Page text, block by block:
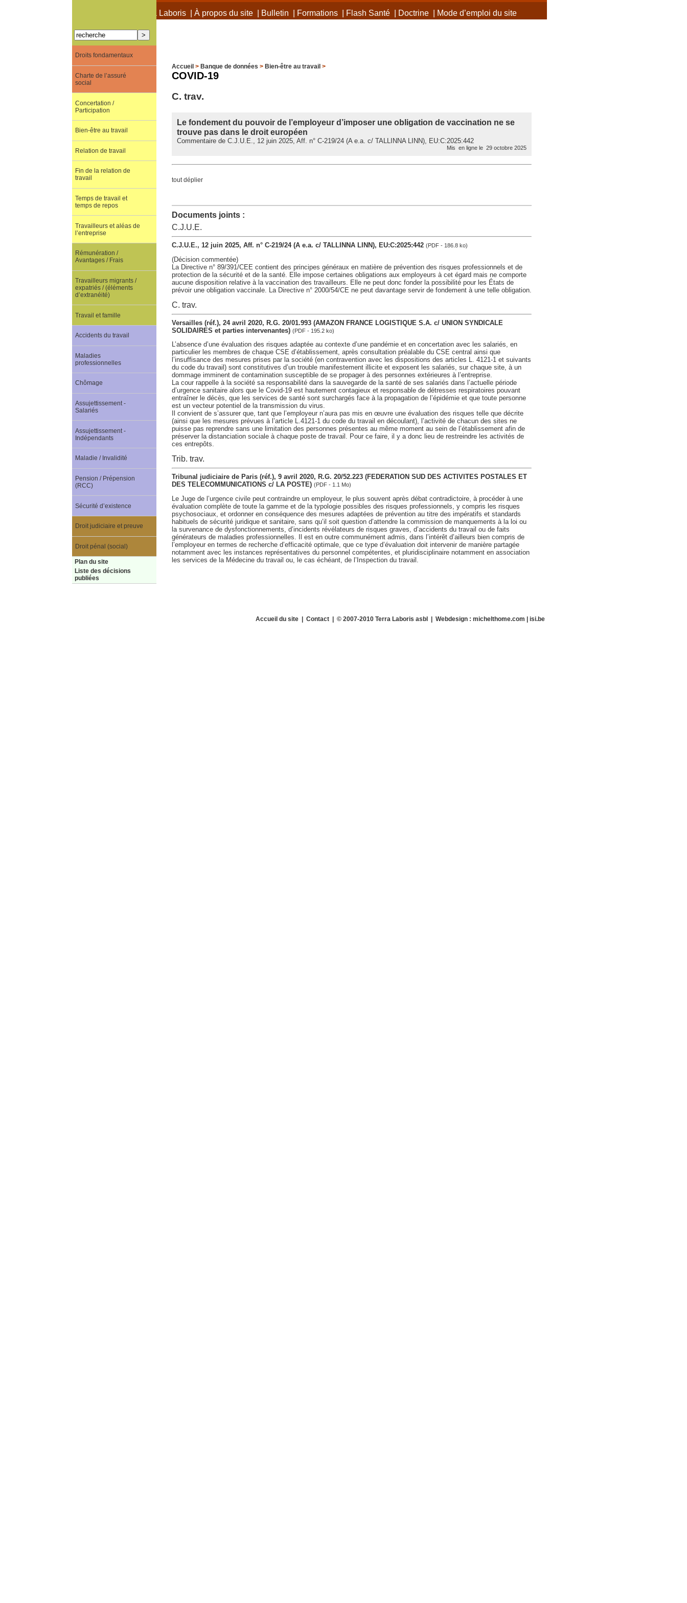
À propos de Terra Laboris| À propos du site| Bulletin Formations| Flash Santé| Doctrine| Mode d’emploi du site
Accueil > Banque de données > Bien-être au travail >
COVID-19
C. trav.
Le fondement du pouvoir de l’employeur d’imposer une obligation de vaccination ne se
trouve pas dans le droit européen
Commentaire de C.J.U.E., 12 juin 2025, Aff. n° C-219/24 (A e.a. c/ TALLINNA LINN), EU:C:2025:442
Mis en ligne le 29 octobre 2025
tout déplier
Documents joints :
C.J.U.E.
C.J.U.E., 12 juin 2025, Aff. n° C-219/24 (A e.a. c/ TALLINNA LINN), EU:C:2025:442 (PDF - 186.8 ko)
(Décision commentée)
La Directive n° 89/391/CEE contient des principes généraux en matière de prévention des risques professionnels et de
protection de la sécurité et de la santé. Elle impose certaines obligations aux employeurs à cet égard mais ne comporte
aucune disposition relative à la vaccination des travailleurs. Elle ne peut donc fonder la possibilité pour les États de
prévoir une obligation vaccinale. La Directive n° 2000/54/CE ne peut davantage servir de fondement à une telle obligation.
C. trav.
Versailles (réf.), 24 avril 2020, R.G. 20/01.993 (AMAZON FRANCE LOGISTIQUE S.A. c/ UNION SYNDICALE
SOLIDAIRES et parties intervenantes) (PDF - 195.2 ko)
L’absence d’une évaluation des risques adaptée au contexte d’une pandémie et en concertation avec les salariés, en
particulier les membres de chaque CSE d’établissement, après consultation préalable du CSE central ainsi que
l’insuffisance des mesures prises par la société (en contravention avec les dispositions des articles L. 4121-1 et suivants
du code du travail) sont constitutives d’un trouble manifestement illicite et exposent les salariés, sur chaque site, à un
dommage imminent de contamination susceptible de se propager à des personnes extérieures à l’entreprise.
La cour rappelle à la société sa responsabilité dans la sauvegarde de la santé de ses salariés dans l’actuelle période
d’urgence sanitaire alors que le Covid-19 est hautement contagieux et responsable de détresses respiratoires pouvant
entraîner le décès, que les services de santé sont surchargés face à la propagation de l’épidémie et que toute personne
est un vecteur potentiel de la transmission du virus.
Il convient de s’assurer que, tant que l’employeur n’aura pas mis en œuvre une évaluation des risques telle que décrite
(ainsi que les mesures prévues à l’article L.4121-1 du code du travail en découlant), l’activité de chacun des sites ne
puisse pas reprendre sans une limitation des personnes présentes au même moment au sein de l’établissement afin de
préserver la distanciation sociale à chaque poste de travail. Pour ce faire, il y a donc lieu de restreindre les activités de
ces entrepôts.
Trib. trav.
Tribunal judiciaire de Paris (réf.), 9 avril 2020, R.G. 20/52.223 (FEDERATION SUD DES ACTIVITES POSTALES ET
DES TELECOMMUNICATIONS c/ LA POSTE) (PDF - 1.1 Mo)
Le Juge de l’urgence civile peut contraindre un employeur, le plus souvent après débat contradictoire, à procéder à une
évaluation complète de toute la gamme et de la typologie possibles des risques professionnels, y compris les risques
psychosociaux, et ordonner en conséquence des mesures adaptées de prévention au titre des impératifs et standards
habituels de sécurité juridique et sanitaire, sans qu’il soit question d’attendre la commission de manquements à la loi ou
la survenance de dysfonctionnements, d’incidents révélateurs de risques graves, d’accidents du travail ou de faits
générateurs de maladies professionnelles. Il est en outre communément admis, dans l’intérêt d’ailleurs bien compris de
l’employeur en termes de recherche d’efficacité optimale, que ce type d’évaluation doit intervenir de manière partagée
notamment avec les instances représentatives du personnel compétentes, et pluridisciplinaire notamment en association
les services de la Médecine du travail ou, le cas échéant, de l’Inspection du travail.
Droits fondamentaux
Charte de l’assuré
social
Concertation /
Participation
Bien-être au travail
Relation de travail
Fin de la relation de
travail
Temps de travail et
temps de repos
Travailleurs et aléas de
l’entreprise
Rémunération /
Avantages / Frais
Travailleurs migrants /
expatriés / (éléments
d’extranéité)
Travail et famille
Accidents du travail
Maladies
professionnelles
Chômage
Assujettissement -
Salariés
Assujettissement -
Indépendants
Maladie / Invalidité
Pension / Prépension
(RCC)
Sécurité d’existence
Droit judiciaire et preuve
Droit pénal (social)
Plan du site
Liste des décisions
publiées
Accueil du site| Contact| © 2007-2010 Terra Laboris asbl | Webdesign : michelthome.com | isi.be